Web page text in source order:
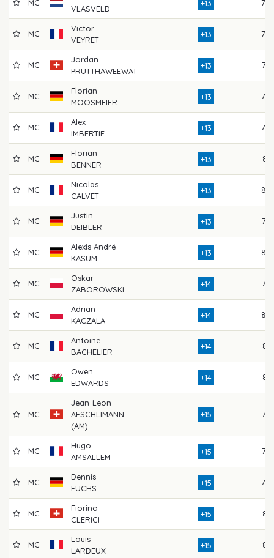
MC
VLASVELD
+13 78
MC
Victor
VEYRET
+13 78
MC
Jordan
PRUTTHAWEEWAT
+13 76
MC
Florian
MOOSMEIER
+13 79
MC
Alex
IMBERTIE
+13 78
MC
Florian
BENNER
+13 81
MC
Nicolas
CALVET
+13 82
MC
Justin
DEIBLER
+13 77
MC
Alexis André
KASUM
+13 82
MC
Oskar
ZABOROWSKI
+14 76
MC
Adrian
KACZALA
+14 82
MC
Antoine
BACHELIER
+14 81
MC
Owen
EDWARDS
+14 81
MC
Jean-Leon
AESCHLIMANN
(AM)
+15 77
MC
Hugo
AMSALLEM
+15 76
MC
Dennis
FUCHS
+15 79
MC
Fiorino
CLERICI
+15 81
MC
Louis
LARDEUX
+15 81